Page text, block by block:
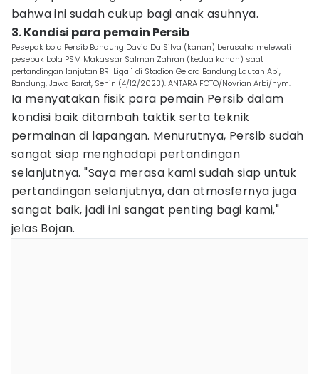
bahwa ini sudah cukup bagi anak asuhnya.
3. Kondisi para pemain Persib
Pesepak bola Persib Bandung David Da Silva (kanan) berusaha melewati
pesepak bola PSM Makassar Salman Zahran (kedua kanan) saat
pertandingan lanjutan BRI Liga 1 di Stadion Gelora Bandung Lautan Api,
Bandung, Jawa Barat, Senin (4/12/2023). ANTARA FOTO/Novrian Arbi/nym.
Ia menyatakan fisik para pemain Persib dalam
kondisi baik ditambah taktik serta teknik
permainan di lapangan. Menurutnya, Persib sudah
sangat siap menghadapi pertandingan
selanjutnya. "Saya merasa kami sudah siap untuk
pertandingan selanjutnya, dan atmosfernya juga
sangat baik, jadi ini sangat penting bagi kami,"
jelas Bojan.